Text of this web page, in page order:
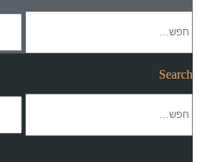
Search